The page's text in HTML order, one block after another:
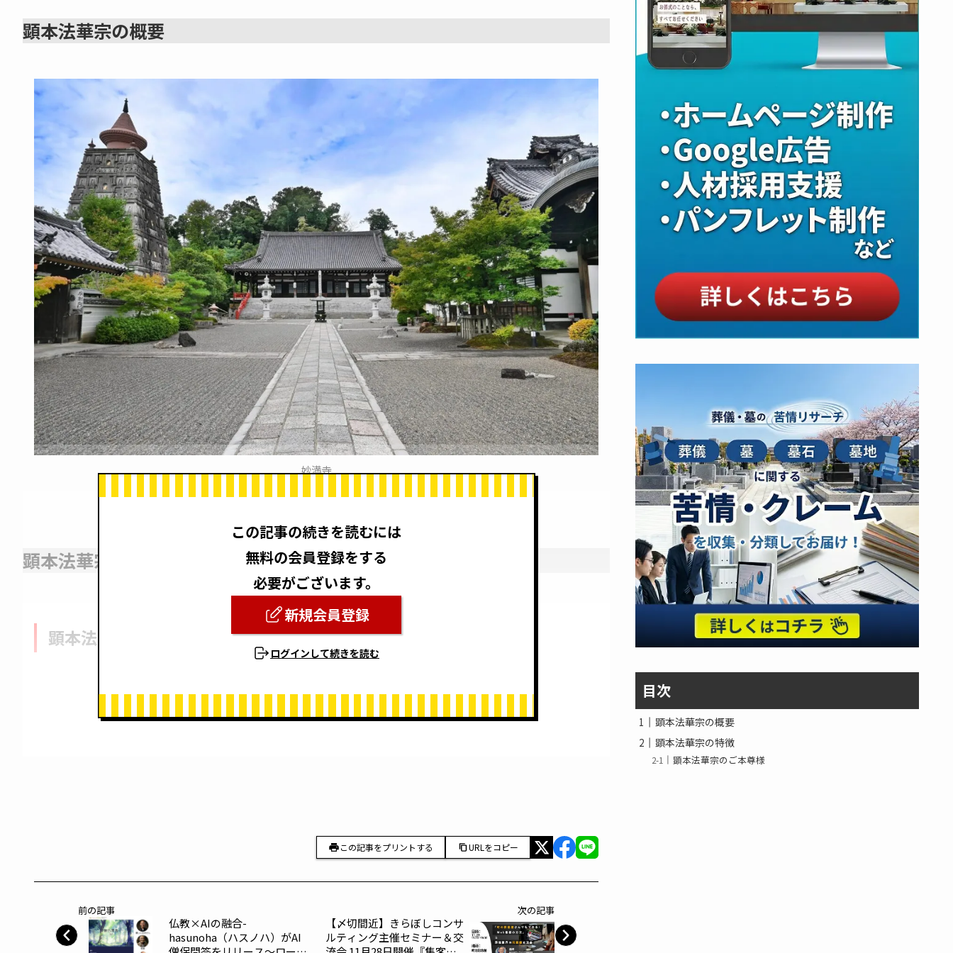
顕本法華宗の概要
妙満寺
顕本法華宗の特徴
顕本法華宗のご本尊様
この記事の続きを読むには
無料の会員登録をする
必要がございます。
新規会員登録
ログインして続きを読む
この記事をプリントする URLをコピー
前の記事
仏教×AIの融合-
hasunoha（ハスノハ）がAI
次の記事
【〆切間近】きらぼしコンサ
ルティング主催セミナー＆交
目次
顕本法華宗の概要
顕本法華宗の特徴
顕本法華宗のご本尊様